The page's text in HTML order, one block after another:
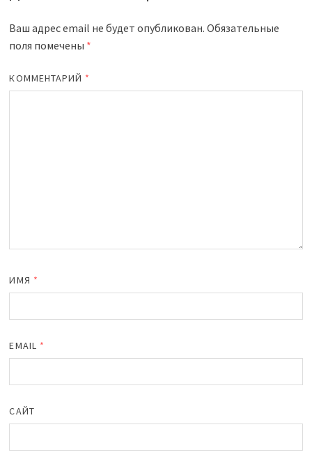
Ваш адрес email не будет опубликован. Обязательные
поля помечены *
КОММЕНТАРИЙ *
ИМЯ *
EMAIL *
САЙТ